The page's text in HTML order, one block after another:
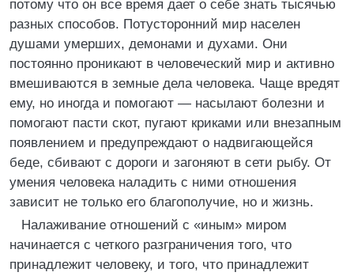
потому что он все время дает о себе знать тысячью
разных способов. Потусторонний мир населен
душами умерших, демонами и духами. Они
постоянно проникают в человеческий мир и активно
вмешиваются в земные дела человека. Чаще вредят
ему, но иногда и помогают — насылают болезни и
помогают пасти скот, пугают криками или внезапным
появлением и предупреждают о надвигающейся
беде, сбивают с дороги и загоняют в сети рыбу. От
умения человека наладить с ними отношения
зависит не только его благополучие, но и жизнь.
Налаживание отношений с «иным» миром
начинается с четкого разграничения того, что
принадлежит человеку, и того, что принадлежит